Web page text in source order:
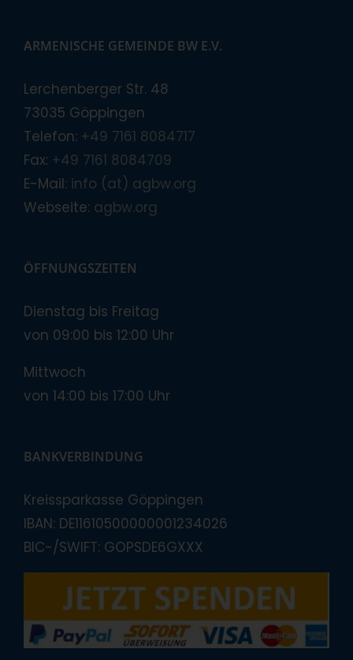
ARMENISCHE GEMEINDE BW E.V.
Lerchenberger Str. 48
73035 Göppingen
Telefon: +49 7161 8084717
Fax: +49 7161 8084709
E-Mail: info (at) agbw.org
Webseite: agbw.org
ÖFFNUNGSZEITEN
Dienstag bis Freitag
von 09:00 bis 12:00 Uhr
Mittwoch
von 14:00 bis 17:00 Uhr
BANKVERBINDUNG
Kreissparkasse Göppingen
IBAN: DE11610500000001234026
BIC-/SWIFT: GOPSDE6GXXX